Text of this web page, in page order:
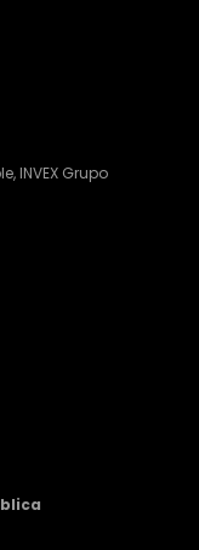
INVEX Grupo